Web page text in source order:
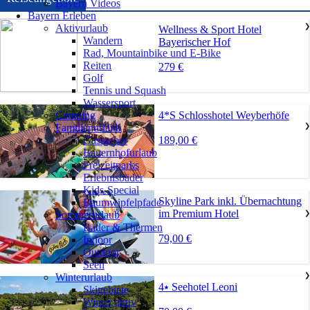
Wellness & Sport Hotel
Bayerischer Hof
279 €
4*S Schlosshotel Weyberhöfe
189,00 €
Skyline Park inkl. Übernachtung
im Premium Hotel
79,00 €
4⭑ Seehotel Leoni
Bayern Videos
Bayern Erleben
Aktivurlaub
❯
Wandern
Rad, Mountainbike und E-Bike
Reiten
Golf
Tennis und Squash
Wassersport
Camping
Familienurlaub
❯
Gastgeber
Bauernhofurlaub
Freizeitparks
Erlebnisbäder
Kids-Special
Baumwipfelpfade
Sommerurlaub
❯
Bäder & Thermen
Indoor
Outdoor
Seen
Winterurlaub
❯
Skigebiete
Winter aktiv